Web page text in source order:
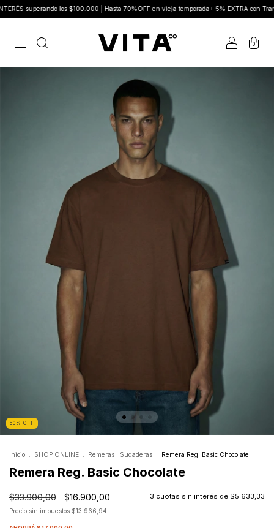
superando los $100.000 | Hasta 70%OFF en vieja temporada+ 5% EXTRA con
0
50 % OFF
Inicio SHOP ONLINE Remeras | Sudaderas Remera Reg. Basic Chocolate
Remera Reg. Basic Chocolate
$33.900,00 $16.900,00 3 cuotas sin interés de $5.633,33
Precio sin impuestos $13.966,94